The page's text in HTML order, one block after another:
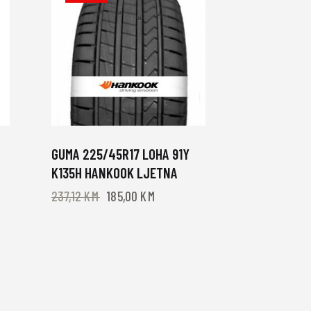
GUMA 225/45R17 LOHA 91Y
K135H HANKOOK LJETNA
237,12KM 185,00 KM